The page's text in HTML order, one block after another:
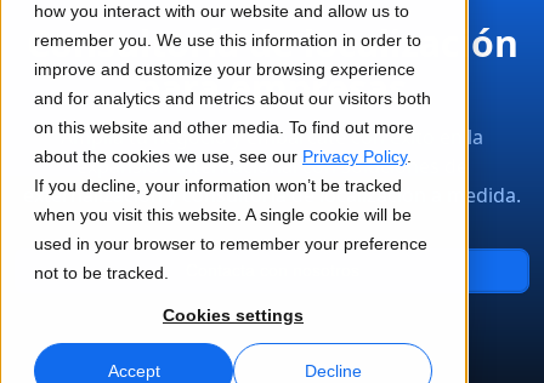
how you interact with our website and allow us to
remember you. We use this information in order to
improve and customize your browsing experience
and for analytics and metrics about our visitors both
on this website and other media. To find out more
about the cookies we use, see our Privacy Policy.
If you decline, your information won’t be tracked
when you visit this website. A single cookie will be
used in your browser to remember your preference
not to be tracked.
Cookies settings
Accept Decline
Velocidad de IA, precisión humana
Interpretación
Comunicación fluida, en cualquier lugar
Medios y Entretenimiento
Lleva historias a cada pantalla
Consultoría y Externalización
Traducciones instantáneas alineadas con tu marca
Conectividad
Integración de flujos de trabajo simplificada
Interpretación por IA
Traducción de voz en tiempo real
Garantía de calidad
Resultados reales de nuestros clientes
Artículos
Opiniones expertas sobre contenido global
Ebooks
Guías y estrategias detalladas
Webinars a demanda
Sostenibilidad
Partners
Noticias
Consultoría de localización
para empresas
Amplía tu negocio y embárcate con éxito en la
expansión internacional con soluciones de
externalización y consultoría de localización a medida.